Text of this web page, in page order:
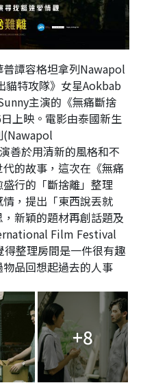
譚容格坦拿列Nawapol
特攻隊》女星Aokbab
主演的《無痛斷捨
上映。電影由泰國新生
(Nawapol
善於用清新的風格和不
的故事，這次在《無痛
行的「斷捨離」整理
，提出「東西說丟就
新穎的題材再創話題及
Film Festival
整理房間是一件很有趣
品回想起過去的人事
+8